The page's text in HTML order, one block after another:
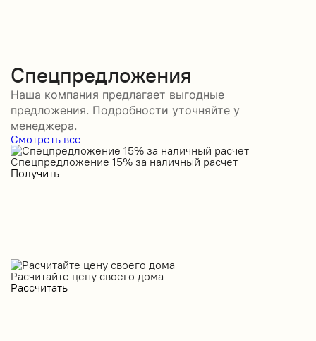
Спецпредложения
Наша компания предлагает выгодные
предложения. Подробности уточняйте у
менеджера.
Смотреть все
Спецпредложение 15% за наличный расчет
Получить
Расчитайте цену своего дома
Рассчитать